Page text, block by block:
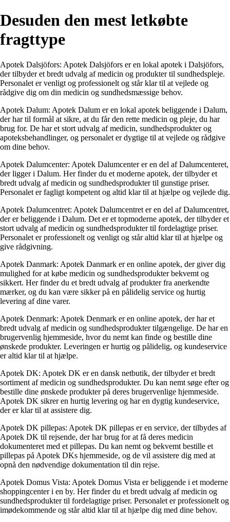
Desuden den mest letkøbte
fragttype
Apotek Dalsjöfors: Apotek Dalsjöfors er en lokal apotek i Dalsjöfors,
der tilbyder et bredt udvalg af medicin og produkter til sundhedspleje.
Personalet er venligt og professionelt og står klar til at vejlede og
rådgive dig om din medicin og sundhedsmæssige behov.
Apotek Dalum: Apotek Dalum er en lokal apotek beliggende i Dalum,
der har til formål at sikre, at du får den rette medicin og pleje, du har
brug for. De har et stort udvalg af medicin, sundhedsprodukter og
apoteksbehandlinger, og personalet er dygtige til at vejlede og rådgive
om dine behov.
Apotek Dalumcenter: Apotek Dalumcenter er en del af Dalumcenteret,
der ligger i Dalum. Her finder du et moderne apotek, der tilbyder et
bredt udvalg af medicin og sundhedsprodukter til gunstige priser.
Personalet er fagligt kompetent og altid klar til at hjælpe og vejlede dig.
Apotek Dalumcentret: Apotek Dalumcentret er en del af Dalumcentret,
der er beliggende i Dalum. Det er et topmoderne apotek, der tilbyder et
stort udvalg af medicin og sundhedsprodukter til fordelagtige priser.
Personalet er professionelt og venligt og står altid klar til at hjælpe og
give rådgivning.
Apotek Danmark: Apotek Danmark er en online apotek, der giver dig
mulighed for at købe medicin og sundhedsprodukter bekvemt og
sikkert. Her finder du et bredt udvalg af produkter fra anerkendte
mærker, og du kan være sikker på en pålidelig service og hurtig
levering af dine varer.
Apotek Denmark: Apotek Denmark er en online apotek, der har et
bredt udvalg af medicin og sundhedsprodukter tilgængelige. De har en
brugervenlig hjemmeside, hvor du nemt kan finde og bestille dine
ønskede produkter. Leveringen er hurtig og pålidelig, og kundeservice
er altid klar til at hjælpe.
Apotek DK: Apotek DK er en dansk netbutik, der tilbyder et bredt
sortiment af medicin og sundhedsprodukter. Du kan nemt søge efter og
bestille dine ønskede produkter på deres brugervenlige hjemmeside.
Apotek DK sikrer en hurtig levering og har en dygtig kundeservice,
der er klar til at assistere dig.
Apotek DK pillepas: Apotek DK pillepas er en service, der tilbydes af
Apotek DK til rejsende, der har brug for at få deres medicin
dokumenteret med et pillepas. Du kan nemt og bekvemt bestille et
pillepas på Apotek DKs hjemmeside, og de vil assistere dig med at
opnå den nødvendige dokumentation til din rejse.
Apotek Domus Vista: Apotek Domus Vista er beliggende i et moderne
shoppingcenter i en by. Her finder du et bredt udvalg af medicin og
sundhedsprodukter til fordelagtige priser. Personalet er professionelt og
imødekommende og står altid klar til at hjælpe dig med dine behov.